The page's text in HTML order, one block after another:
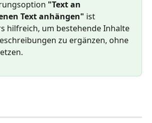
"Text an
Text anhängen" ist
hilfreich, um bestehende Inhalte
zu ergänzen, ohne